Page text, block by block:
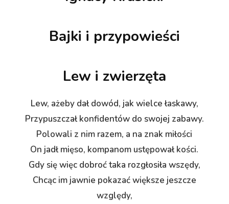
Bajki i przypowieści
Lew i zwierzęta
Lew, ażeby dał dowód, jak wielce łaskawy,
Przypuszczał konfidentów do swojej zabawy.
Polowali z nim razem, a na znak miłości
On jadł mięso, kompanom ustępował kości.
Gdy się więc dobroć taka rozgłosiła wszędy,
Chcąc im jawnie pokazać większe jeszcze
względy,